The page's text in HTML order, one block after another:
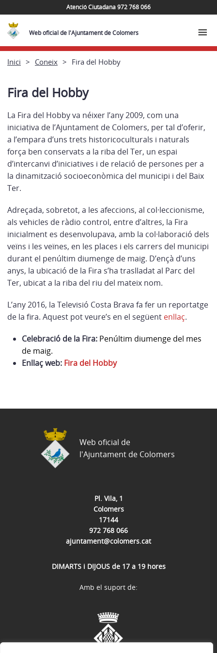
Atenció Ciutadana 972 768 066
Web oficial de l'Ajuntament de Colomers
Inici Coneix Fira del Hobby
Fira del Hobby
La Fira del Hobby va néixer l’any 2009, com una
iniciativa de l’Ajuntament de Colomers, per tal d’oferir,
a l’empara d’uns trets historicoculturals i naturals
força ben conservats a la riba del Ter, un espai
d’intercanvi d’iniciatives i de relació de persones per a
la dinamització socioeconòmica del municipi i del Baix
Ter.
Adreçada, sobretot, a les afeccions, al col·leccionisme,
als vehicles de ràdio control, entre d’altres, la Fira
inicialment es desenvolupava, amb la col·laboració dels
veïns i les veïnes, en les places i els carrers del municipi
durant el penúltim diumenge de maig. D’ençà d’uns
anys, la ubicació de la Fira s’ha traslladat al Parc del
Ter, ubicat a la riba del riu del mateix nom.
L’any 2016, la Televisió Costa Brava fa fer un reportatge
de la fira. Aquest pot veure’s en el següent enllaç.
Celebració de la Fira: Penúltim diumenge del mes
de maig.
Enllaç web: Fira del Hobby
Pl. Vila, 1
Colomers
17144
972 768 066
ajuntament@colomers.cat
DIMARTS i DIJOUS de 17 a 19 hores
Web oficial de
l'Ajuntament de Colomers
Amb el suport de: